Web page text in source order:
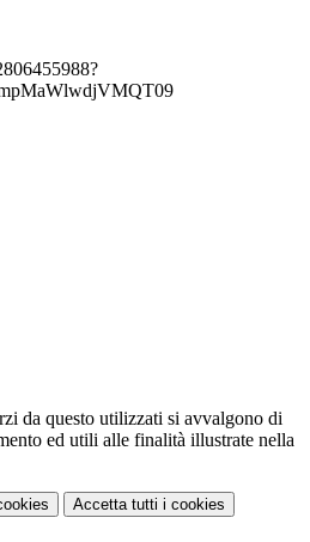
da questo utilizzati si avvalgono di
ed utili alle finalità illustrate nella
Accetta tutti i cookies